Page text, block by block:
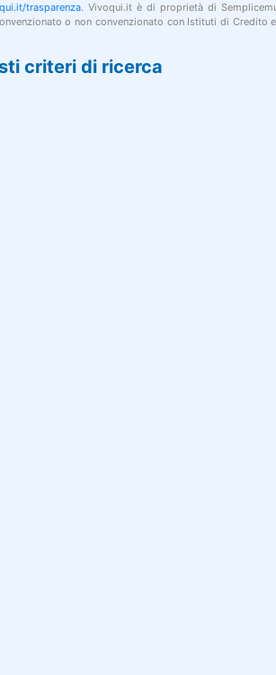
criteri di ricerca
trasparenza. Vivoqui.it è di proprietà di
o non convenzionato con Istituti di Credito